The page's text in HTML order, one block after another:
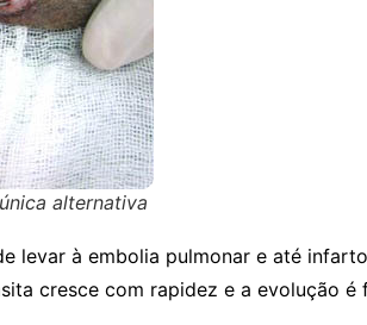
alternativa
levar à embolia pulmonar e até
cresce com rapidez e a evolução é